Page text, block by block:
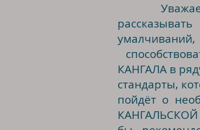
умалчиваний,
КАНГАЛА в
стандарты,
пойдёт о
КАНГАЛЬСКОЙ